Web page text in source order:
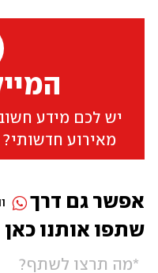
יש לכם מידע
מאירוע
שתפו אותנו כאן
אפשר גם דרך